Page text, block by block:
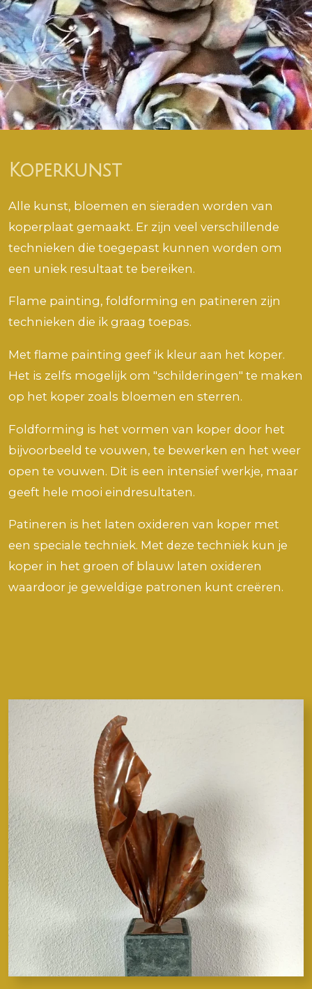
Koperkunst
Alle kunst, bloemen en sieraden worden van
koperplaat gemaakt. Er zijn veel verschillende
technieken die toegepast kunnen worden om
een uniek resultaat te bereiken.
Flame painting, foldforming en patineren zijn
technieken die ik graag toepas.
Met flame painting geef ik kleur aan het koper.
Het is zelfs mogelijk om "schilderingen" te maken
op het koper zoals bloemen en sterren.
Foldforming is het vormen van koper door het
bijvoorbeeld te vouwen, te bewerken en het weer
open te vouwen. Dit is een intensief werkje, maar
geeft hele mooi eindresultaten.
Patineren is het laten oxideren van koper met
een speciale techniek. Met deze techniek kun je
koper in het groen of blauw laten oxideren
waardoor je geweldige patronen kunt creëren.